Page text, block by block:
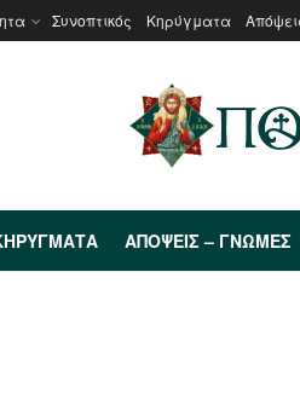
Συνοπτικός Κηρύγματα
ΑΠΌΨΕΙΣ – ΓΝΏΜΕΣ